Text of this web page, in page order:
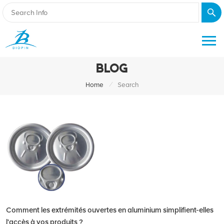
BLOG
Home / Search
Comment les extrémités ouvertes en aluminium simplifient-elles
l'accès à vos produits ?